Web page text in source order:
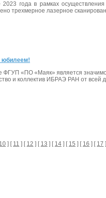
года в рамках
трехмерное лазерное
юбилеем!
ФГУП «ПО «Маяк» является
и коллектив ИБРАЭ РАН от всей
10 ] [ 11 ] [ 12 ] [ 13 ] [ 14 ] [ 15 ] [ 16 ] [ 17